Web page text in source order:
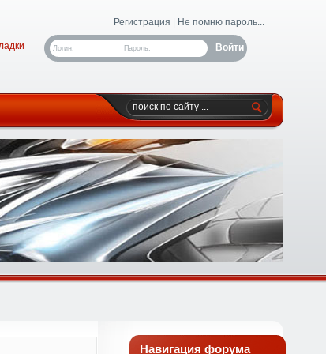
Регистрация Не помню пароль...
Логин: Пароль:
Навигация форума